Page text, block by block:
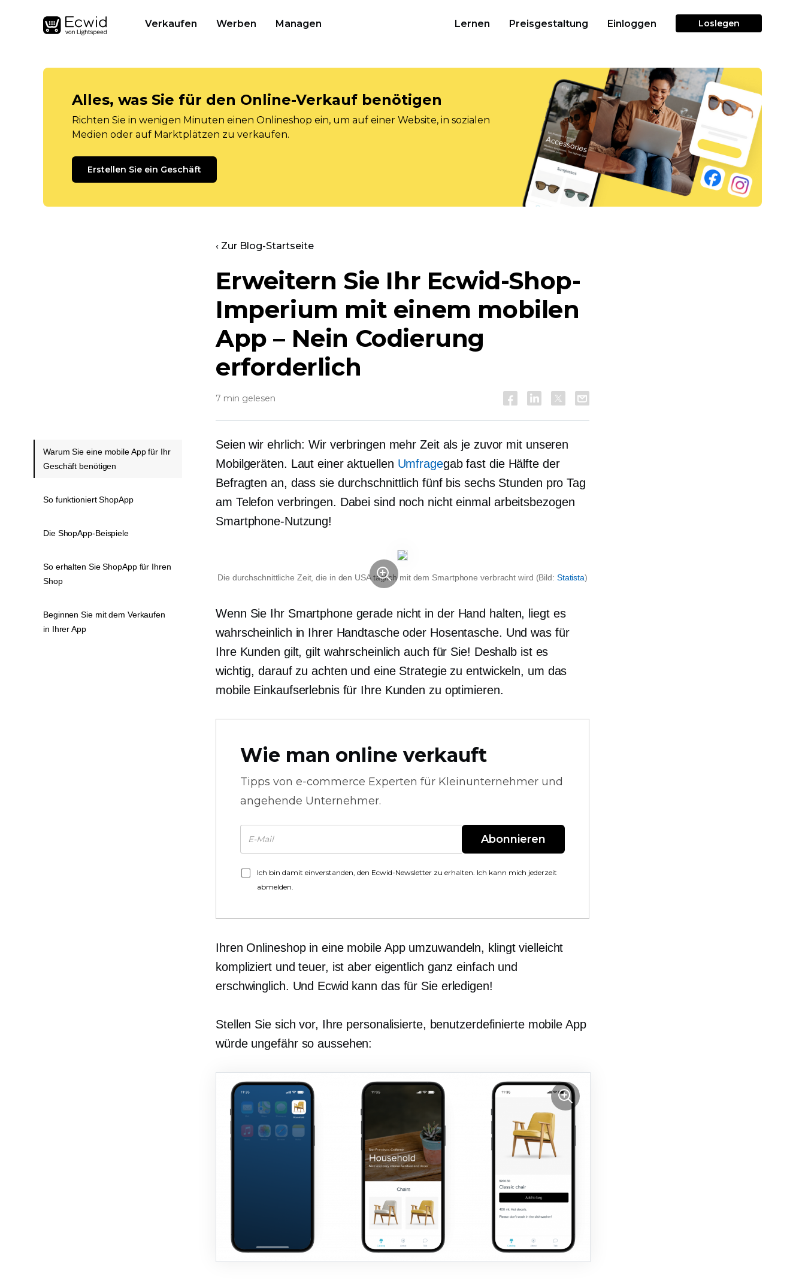
Verkaufen Werben Managen Lernen Preisgestaltung Einloggen Loslegen
Alles, was Sie für den Online-Verkauf benötigen
Richten Sie in wenigen Minuten einen Onlineshop ein, um auf einer Website, in sozialen
Medien oder auf Marktplätzen zu verkaufen.
Erstellen Sie ein Geschäft
‹ Zur Blog-Startseite
Erweitern Sie Ihr Ecwid-Shop-
Imperium mit einem mobilen
App – Nein Codierung
erforderlich
7 min gelesen
Seien wir ehrlich: Wir verbringen mehr Zeit als je zuvor mit unseren
Mobilgeräten. Laut einer aktuellen Umfragegab fast die Hälfte der
Befragten an, dass sie durchschnittlich fünf bis sechs Stunden pro Tag
am Telefon verbringen. Dabei sind noch nicht einmal arbeitsbezogen
Smartphone-Nutzung!
Die durchschnittliche Zeit, die in den USA täglich mit dem Smartphone verbracht wird (Bild: Statista)
Wenn Sie Ihr Smartphone gerade nicht in der Hand halten, liegt es
wahrscheinlich in Ihrer Handtasche oder Hosentasche. Und was für
Ihre Kunden gilt, gilt wahrscheinlich auch für Sie! Deshalb ist es
wichtig, darauf zu achten und eine Strategie zu entwickeln, um das
mobile Einkaufserlebnis für Ihre Kunden zu optimieren.
Wie man online verkauft
Tipps von e-commerce Experten für Kleinunternehmer und
angehende Unternehmer.
Abonnieren
Ich bin damit einverstanden, den Ecwid-Newsletter zu erhalten. Ich kann mich jederzeit
abmelden.
Ihren Onlineshop in eine mobile App umzuwandeln, klingt vielleicht
kompliziert und teuer, ist aber eigentlich ganz einfach und
erschwinglich. Und Ecwid kann das für Sie erledigen!
Stellen Sie sich vor, Ihre personalisierte, benutzerdefinierte mobile App
würde ungefähr so ​​aussehen:
Warum Sie eine mobile App für Ihr
Geschäft benötigen
So funktioniert ShopApp
Die ShopApp-Beispiele
So erhalten Sie ShopApp für Ihren
Shop
Beginnen Sie mit dem Verkaufen
in Ihrer App